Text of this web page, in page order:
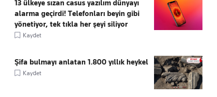
13 ülkeye sızan casus yazılım dünyayı
alarma geçirdi! Telefonları beyin gibi
yönetiyor, tek tıkla her şeyi siliyor
Kaydet
Şifa bulmayı anlatan 1.800 yıllık heykel
Kaydet